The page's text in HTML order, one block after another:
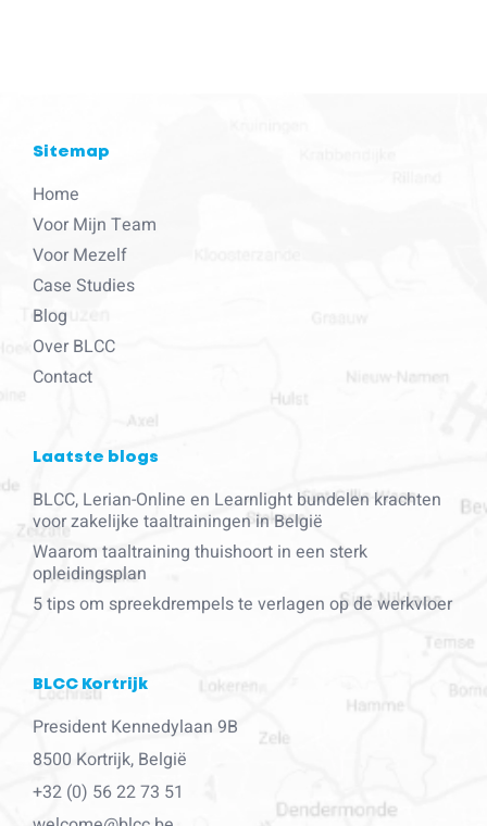
Sitemap
Home
Voor Mijn Team
Voor Mezelf
Case Studies
Blog
Over BLCC
Contact
Laatste blogs
BLCC, Lerian-Online en Learnlight bundelen krachten
voor zakelijke taaltrainingen in België
Waarom taaltraining thuishoort in een sterk
opleidingsplan
5 tips om spreekdrempels te verlagen op de werkvloer
BLCC Kortrijk
President Kennedylaan 9B
8500 Kortrijk, België
+32 (0) 56 22 73 51